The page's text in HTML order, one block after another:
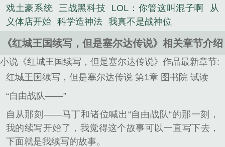
戏土豪系统
三战黑科技 LOL：你管这叫混子啊
从
义体店开始 科学造神法 我真不是战神位
《红城王国续写，但是塞尔达传说》相关章节介绍
小说《红城王国续写，但是塞尔达传说》作品最新章节:
红城王国续写，但是塞尔达传说 第1章 图书院 试读
“自由战队——”
自从那刻——马丁和诸位喊出“自由战队“的那一刻，
我的续写开始了，我觉得这个故事可以一直写下去，
下面就是我续写的故事。